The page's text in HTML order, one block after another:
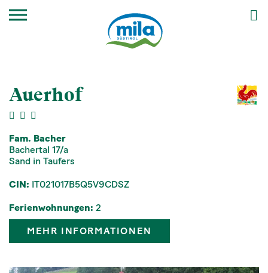
Auerhof
Fam. Bacher
Bachertal 17/a
Sand in Taufers
CIN: IT021017B5Q5V9CDSZ
Ferienwohnungen: 2
MEHR INFORMATIONEN